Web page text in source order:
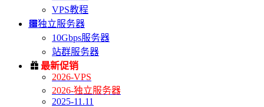
VPS教程
独立服务器
10Gbps服务器
站群服务器
 最新促销
2026-VPS
2026-独立服务器
2025-11.11